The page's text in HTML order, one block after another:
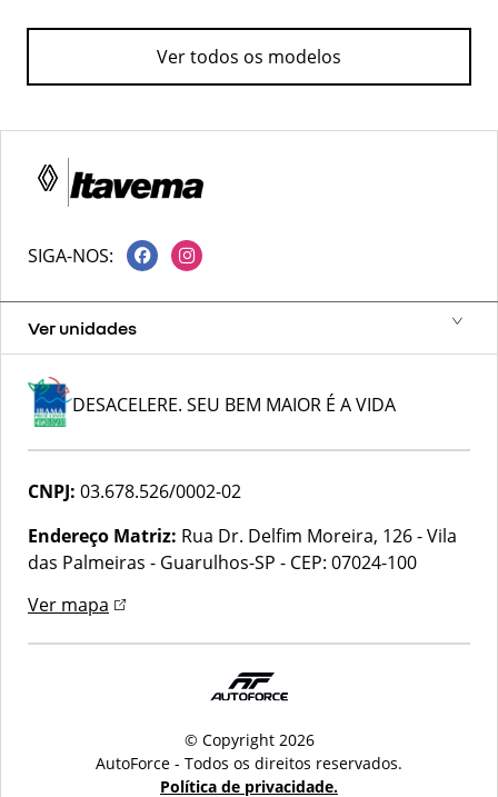
Ver todos os modelos
Ver unidades
SIGA-NOS:
DESACELERE. SEU BEM MAIOR É A VIDA
CNPJ: 03.678.526/0002-02
Endereço Matriz: Rua Dr. Delfim Moreira, 126 - Vila
das Palmeiras - Guarulhos-SP - CEP: 07024-100
Ver mapa
© Copyright 2026
AutoForce - Todos os direitos reservados.
Política de privacidade.